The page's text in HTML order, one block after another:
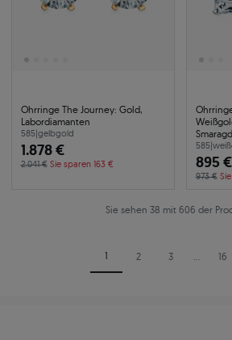
Ohrringe The Journey: Gold,
Labordiamanten
585|gelbgold
1.878 €
2.041 € Sie sparen 163 €
585|
895 €
973 €
Sie sehen 38 mit 606 der
1 2 3 … 16